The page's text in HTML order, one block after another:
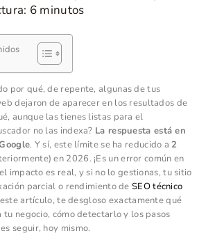
6 minutos
por qué, de repente, algunas de tus
dejaron de aparecer en los resultados de
aunque las tienes listas para el
no las indexa? La respuesta está en
. Y sí, este límite se ha reducido a 2
en 2026. ¡Es un error común en
impacto es real, y si no lo gestionas, tu sitio
parcial o rendimiento de SEO técnico
artículo, te desgloso exactamente qué
tu negocio, cómo detectarlo y los pasos
seguir, hoy mismo.